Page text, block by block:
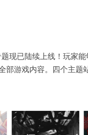
现已陆续上线！玩家能
部游戏内容。四个主题